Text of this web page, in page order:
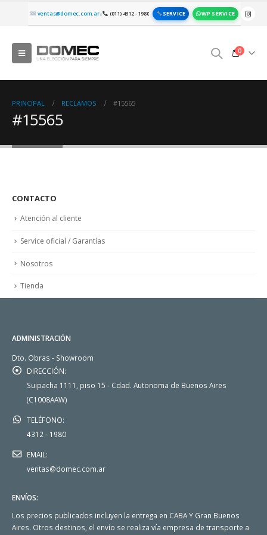
ventas@domec.com.ar| (011) 4312 - 1980 SERVICE WP SERVICE
0
PRINCIPAL RECLAMOS #15565
#15565
CONTACTO
Atención al cliente
Service oficial / Garantías
Nosotros
Tienda
ADMINISTRACIÓN
Dto. Obras - Showroom
DIRECCIÓN:
Suipacha 1111, piso 15 - Cdad. Autonoma de Buenos Aires
(C1008AAW)
TELÉFONO:
4312 - 1980
EMAIL:
ventas@domec.com.ar
ENVÍOS:
Los precios publicados incluyen la entrega en CABA Y Gran Buenos
Aires. Otros destinos, el envío se realiza vía empresa de transporte a